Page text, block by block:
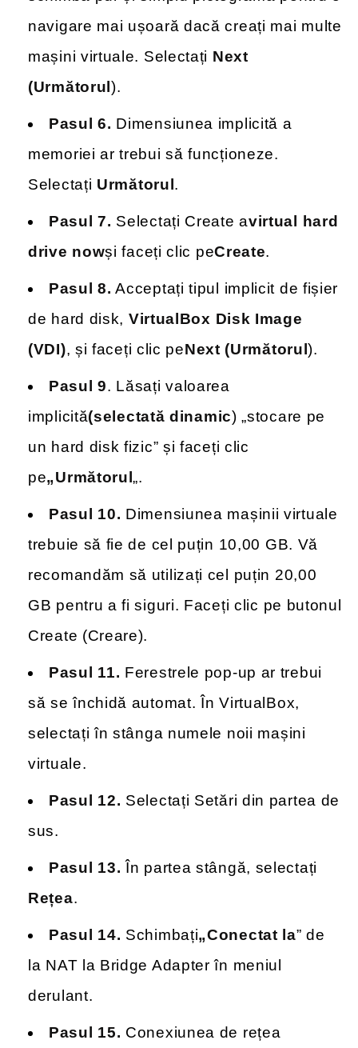
navigare mai ușoară dacă creați mai multe
mașini virtuale. Selectați Next
(Următorul ).
Pasul 6. Dimensiunea implicită a
memoriei ar trebui să funcționeze.
Selectați Următorul .
Pasul 7. Selectați Create avirtual hard
drive nowși faceți clic peCreate.
Pasul 8. Acceptați tipul implicit de fișier
de hard disk, VirtualBox Disk Image
(VDI), și faceți clic peNext (Următorul).
Pasul 9. Lăsați valoarea
implicită(selectată dinamic) „stocare pe
un hard disk fizic” și faceți clic
pe„Următorul„.
Pasul 10. Dimensiunea mașinii virtuale
trebuie să fie de cel puțin 10,00 GB. Vă
recomandăm să utilizați cel puțin 20,00
GB pentru a fi siguri. Faceți clic pe butonul
Create (Creare).
Pasul 11. Ferestrele pop-up ar trebui
să se închidă automat. În VirtualBox,
selectați în stânga numele noii mașini
virtuale.
Pasul 12. Selectați Setări din partea de
sus.
Pasul 13. În partea stângă, selectați
Rețea.
Pasul 14. Schimbați„Conectat la” de
la NAT la Bridge Adapter în meniul
derulant.
Pasul 15. Conexiunea de rețea